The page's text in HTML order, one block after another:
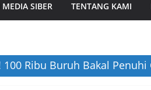
SIBER TENTANG KAMI
100 Ribu Buruh Bakal